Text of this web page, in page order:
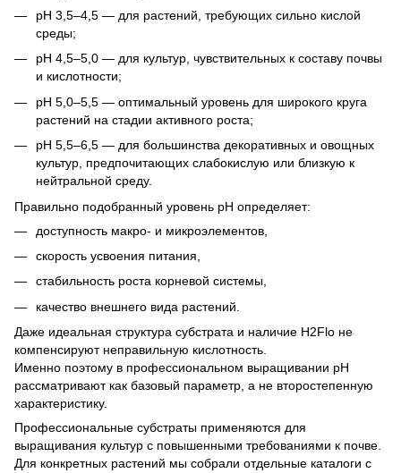
pH 3,5–4,5 — для растений, требующих сильно кислой
среды;
pH 4,5–5,0 — для культур, чувствительных к составу почвы
и кислотности;
pH 5,0–5,5 — оптимальный уровень для широкого круга
растений на стадии активного роста;
pH 5,5–6,5 — для большинства декоративных и овощных
культур, предпочитающих слабокислую или близкую к
нейтральной среду.
Правильно подобранный уровень pH определяет:
доступность макро- и микроэлементов,
скорость усвоения питания,
стабильность роста корневой системы,
качество внешнего вида растений.
Даже идеальная структура субстрата и наличие H2Flo не
компенсируют неправильную кислотность.
Именно поэтому в профессиональном выращивании pH
рассматривают как базовый параметр, а не второстепенную
характеристику.
Профессиональные субстраты применяются для
выращивания культур с повышенными требованиями к почве.
Для конкретных растений мы собрали отдельные каталоги с